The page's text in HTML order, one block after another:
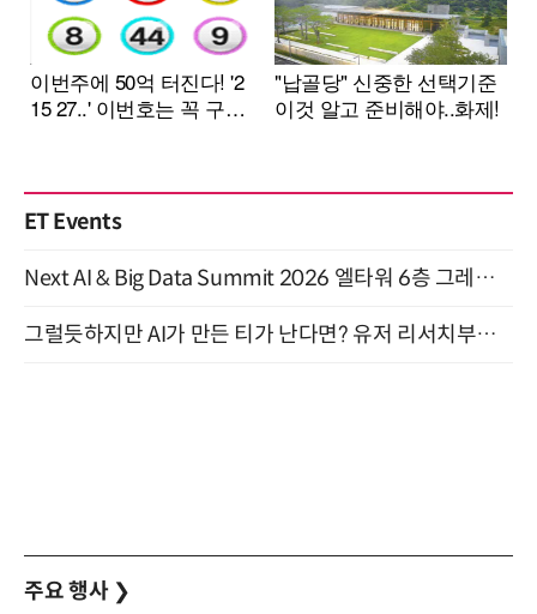
ET Events
Next AI & Big Data Summit 2026 엘타워 6층 그레이스홀 개최 (9/18)
그럴듯하지만 AI가 만든 티가 난다면? 유저 리서치부터 배포까지! (9/15)
주요 행사 ❯